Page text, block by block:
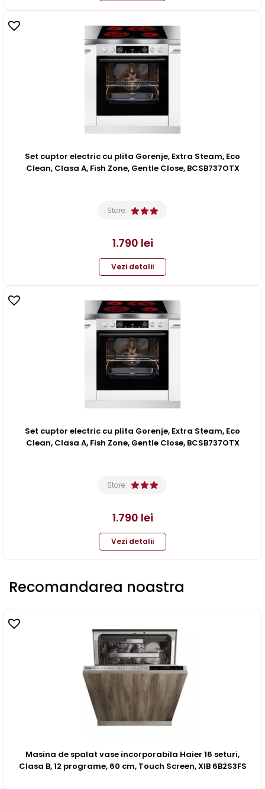
Set cuptor electric cu plita Gorenje, Extra Steam, Eco
Clean, Clasa A, Fish Zone, Gentle Close, BCSB737OTX
Stare:
1.790 lei
Vezi detalii
Set cuptor electric cu plita Gorenje, Extra Steam, Eco
Clean, Clasa A, Fish Zone, Gentle Close, BCSB737OTX
Stare:
1.790 lei
Vezi detalii
Recomandarea noastra
Masina de spalat vase incorporabila Haier 16 seturi,
Clasa B, 12 programe, 60 cm, Touch Screen, XIB 6B2S3FS